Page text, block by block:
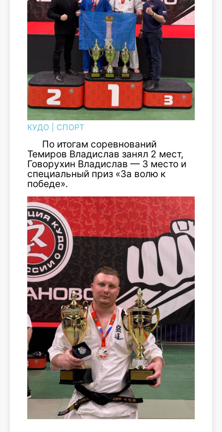
КУДО СПОРТ
По итогам соревнований
Темиров Владислав занял 2 мест,
Говорухин Владислав — 3 место и
специальный приз «За волю к
победе».